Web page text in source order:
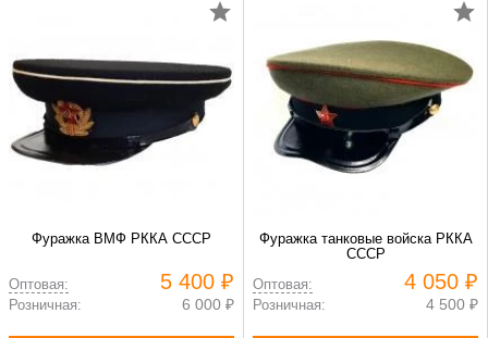
Фуражка ВМФ РККА СССР
Оптовая: 5 400 ₽
Розничная: 6 000 ₽
Фуражка танковые войска РККА
СССР
Оптовая:
4 050 ₽
Розничная: 4 500 ₽